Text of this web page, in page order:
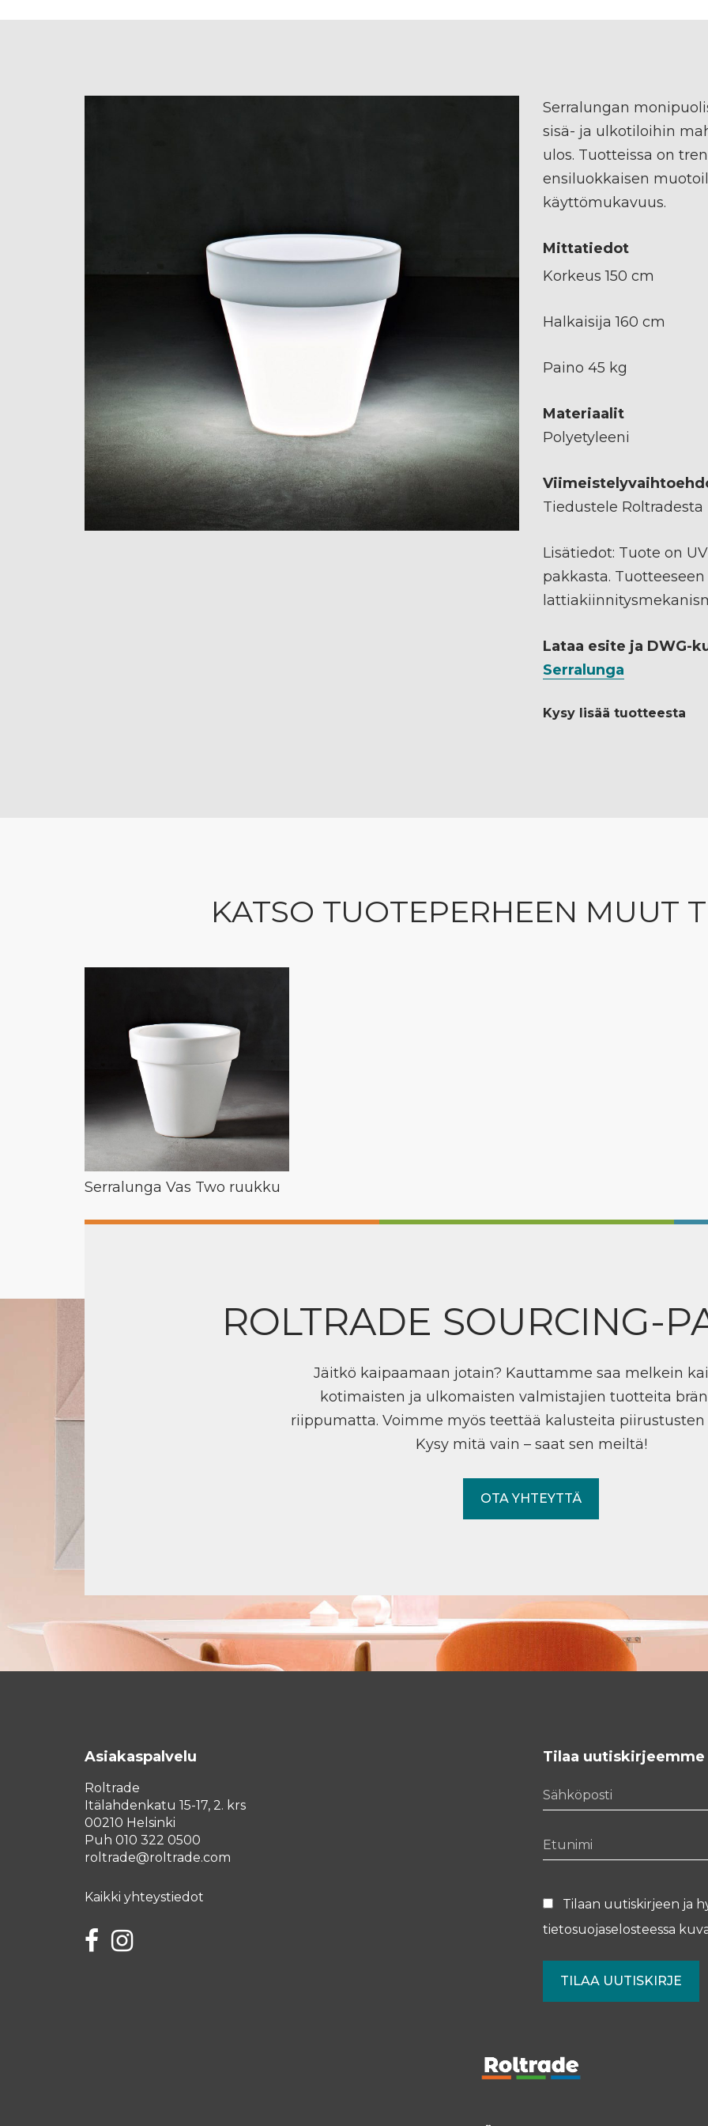
Serralungan
sisä- ja ulkotiloihin
ulos. Tuotteissa on
ensiluokkaisen
käyttömukavuus.
Mittatiedot
Korkeus 150 cm
Halkaisija 160 cm
Paino 45 kg
Materiaalit
Polyetyleeni
Tiedustele Roltradesta
Lisätiedot: Tuote on
pakkasta.
Lataa esite ja DWG-
Serralunga
Kysy lisää tuotteesta
KATSO TUOTEPERHEEN MUUT
Serralunga Vas Two ruukku
ROLTRADE SOURCING-
Jäitkö kaipaamaan jotain? Kauttamme saa melkein
kotimaisten ja ulkomaisten valmistajien tuotteita
riippumatta. Voimme myös teettää kalusteita piirustusten
Kysy mitä vain – saat sen meiltä!
OTA YHTEYTTÄ
Asiakaspalvelu
Roltrade
Itälahdenkatu 15-17, 2. krs
00210 Helsinki
Puh 010 322 0500
roltrade@roltrade.com
Kaikki yhteystiedot
FacebookInstagram
Tilaa uutiskirjeemme
Tilaan uutiskirjeen ja
tietosuojaselosteessa